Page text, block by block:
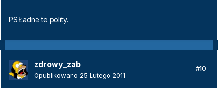
PS.Ładne te polity.
zdrowy_zab
Opublikowano 25 Lutego 2011
#10